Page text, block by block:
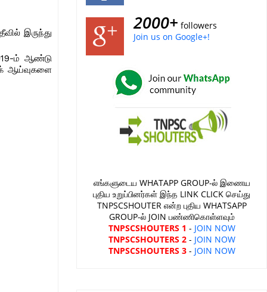
இருந்து
ம் ஆண்டு
ஆய்வுகளை
2000+ followers
Join us on Google+!
எங்களுடைய WHATAPP GROUP-ல் இணைய
புதிய உறுப்பினர்கள் இந்த LINK CLICK செய்து
TNPSCSHOUTER என்ற புதிய WHATSAPP
GROUP-ல் JOIN பண்ணிகொள்ளவும்
TNPSCSHOUTERS 1 - JOIN NOW
TNPSCSHOUTERS 2- JOIN NOW
TNPSCSHOUTERS 3- JOIN NOW